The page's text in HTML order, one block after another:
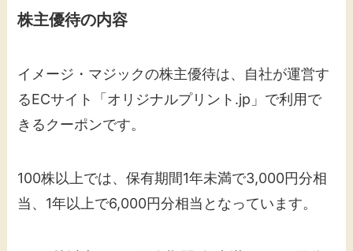
株主優待の内容
イメージ・マジックの株主優待は、自社が運営す
るECサイト「オリジナルプリント.jp」で利用で
きるクーポンです。
100株以上では、保有期間1年未満で3,000円分相
当、1年以上で6,000円分相当となっています。